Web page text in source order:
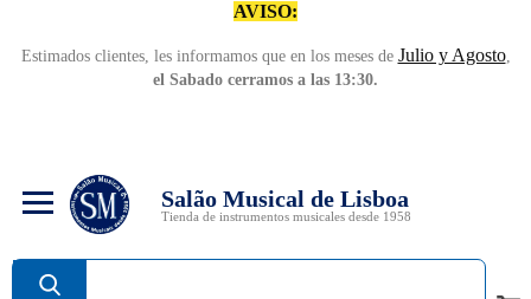
AVISO:
Estimados clientes, les informamos que en los meses de Julio y Agosto,
el Sabado cerramos a las 13:30.
Salão Musical de Lisboa
Tienda de instrumentos musicales desde 1958